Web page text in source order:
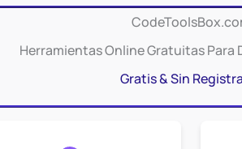
Herramientas Online Gratuitas Para
Gratis & Sin